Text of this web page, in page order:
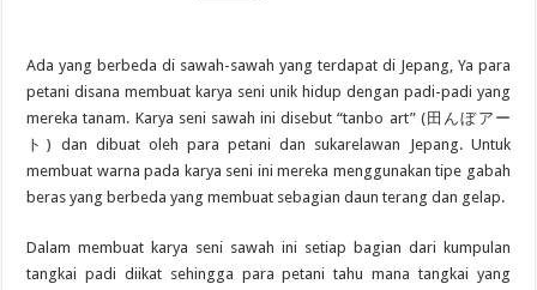
Ada yang berbeda di sawah-sawah yang terdapat di Jepang, Ya para
petani disana membuat karya seni unik hidup dengan padi-padi yang
mereka tanam. Karya seni sawah ini disebut “tanbo art” (田んぼアー
ト) dan dibuat oleh para petani dan sukarelawan Jepang. Untuk
membuat warna pada karya seni ini mereka menggunakan tipe gabah
beras yang berbeda yang membuat sebagian daun terang dan gelap.
Dalam membuat karya seni sawah ini setiap bagian dari kumpulan
tangkai padi diikat sehingga para petani tahu mana tangkai yang